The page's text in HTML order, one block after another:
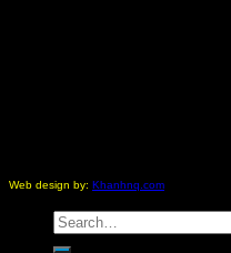
Web design by: Khanhnq.com
Search
for: